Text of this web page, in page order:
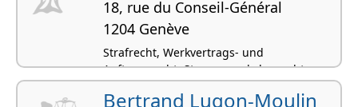
18, rue du Conseil-Général
1204 Genève
Strafrecht, Werkvertrags- und
Auftragsrecht, Strassenverkehrsrecht,
Arbeitsrecht, Miet- und Pachtrecht
Bertrand Lugon-Moulin